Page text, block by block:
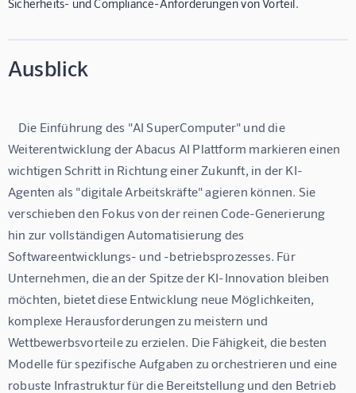
Sicherheits- und Compliance-Anforderungen von Vorteil.
Ausblick
Weiterentwicklung der Abacus AI Plattform markieren einen
wichtigen Schritt in Richtung einer Zukunft, in der KI-
Agenten als "digitale Arbeitskräfte" agieren können. Sie
verschieben den Fokus von der reinen Code-Generierung
hin zur vollständigen Automatisierung des
Softwareentwicklungs- und -betriebsprozesses. Für
Unternehmen, die an der Spitze der KI-Innovation bleiben
möchten, bietet diese Entwicklung neue Möglichkeiten,
komplexe Herausforderungen zu meistern und
Wettbewerbsvorteile zu erzielen. Die Fähigkeit, die besten
Modelle für spezifische Aufgaben zu orchestrieren und eine
robuste Infrastruktur für die Bereitstellung und den Betrieb